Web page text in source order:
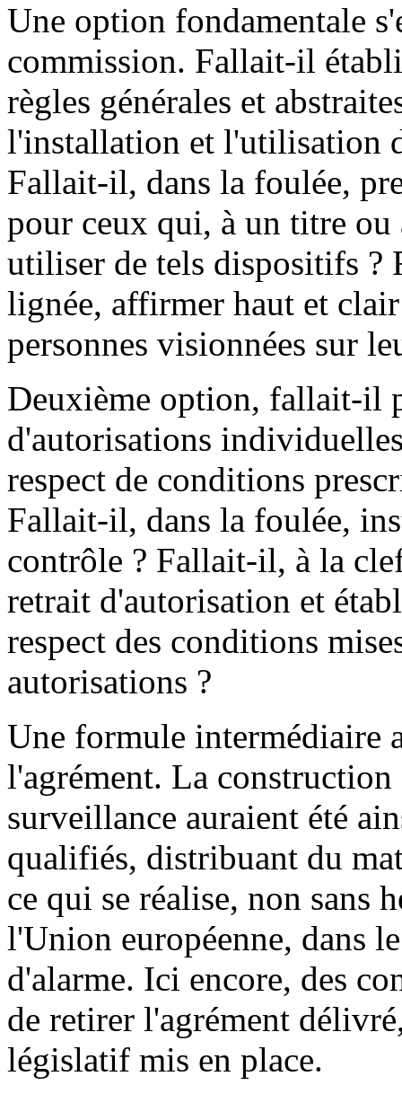
Une option fondamentale
commission. Fallait-il
règles générales et
l'installation et l'utilisation
Fallait-il, dans la foulée,
pour ceux qui, à un titre
utiliser de tels dispositifs ?
lignée, affirmer haut et
personnes visionnées sur
Deuxième option, fallait-il
d'autorisations
respect de conditions
Fallait-il, dans la foulée,
contrôle ? Fallait-il, à la
retrait d'autorisation et
respect des conditions
autorisations ?
Une formule intermédiaire
l'agrément. La
surveillance auraient été
qualifiés, distribuant du
ce qui se réalise, non sans
l'Union européenne, dans
d'alarme. Ici encore, des
de retirer l'agrément
législatif mis en place.